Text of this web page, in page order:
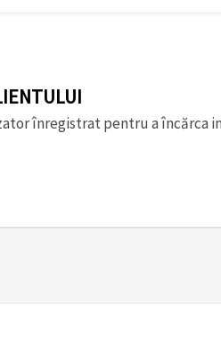
înregistrat pentru a încărca